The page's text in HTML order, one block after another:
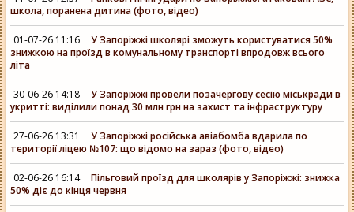
школа, поранена дитина (фото, відео)
01-07-26 11:16
У Запоріжжі школярі зможуть користуватися 50%
знижкою на проїзд в комунальному транспорті впродовж всього
літа
30-06-26 14:18
У Запоріжжі провели позачергову сесію міськради в
укритті: виділили понад 30 млн грн на захист та інфраструктуру
27-06-26 13:31
У Запоріжжі російська авіабомба вдарила по
території ліцею №107: що відомо на зараз (фото, відео)
02-06-26 16:14
Пільговий проїзд для школярів у Запоріжжі: знижка
50% діє до кінця червня